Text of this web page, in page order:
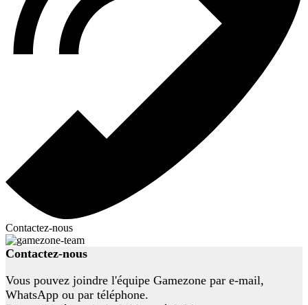
Contactez-nous
Contactez-nous
Vous pouvez joindre l'équipe Gamezone par e-mail,
WhatsApp ou par téléphone.